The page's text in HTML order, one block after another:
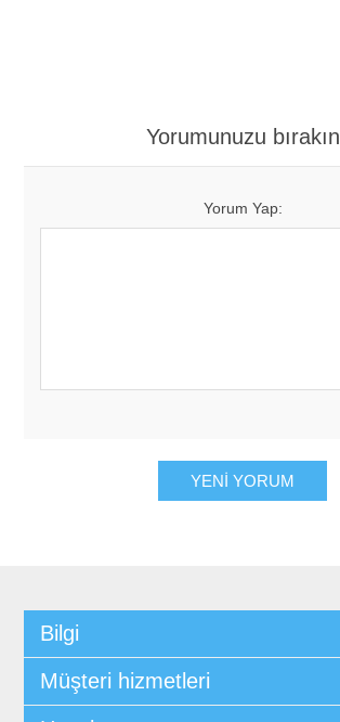
Yorumunuzu bırakın
Yorum Yap:
YENI YORUM
Bilgi
Müşteri hizmetleri